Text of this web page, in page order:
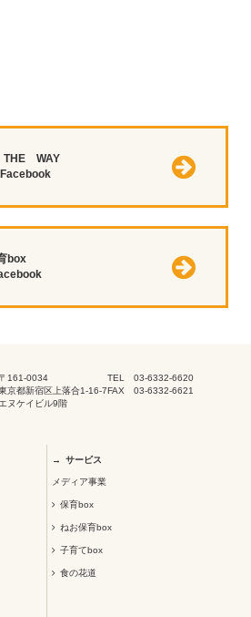
WAY
box
161-0034
京都新宿区上落合1-16-7
エヌケイビル9階
TEL 03-6332-6620
FAX 03-6332-6621
サービス
メディア事業
保育box
ねお保育box
子育てbox
食の花道